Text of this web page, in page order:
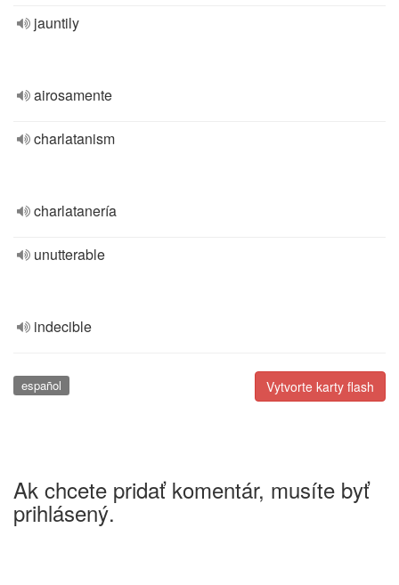
jauntily
airosamente
charlatanism
charlatanería
unutterable
indecible
Vytvorte karty flash
español
Ak chcete pridať komentár, musíte byť
prihlásený.